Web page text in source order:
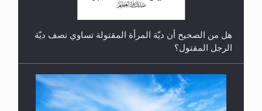
هل من الصحيح أن ديّة المرأة المقتولة تساوي نصف ديّة
الرجل المقتول؟